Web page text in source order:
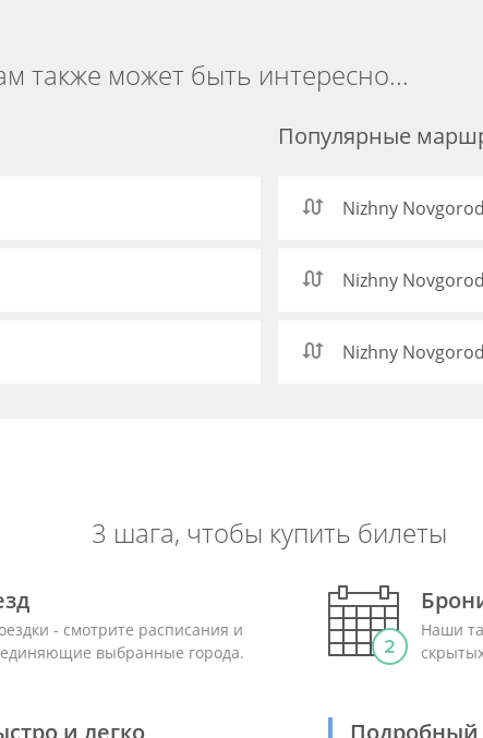
также может быть интересно...
Популярные
Nizhny
Nizhny
Nizhny
3 шага, чтобы купить билеты
- смотрите расписания и
выбранные города.
и легко
Наши
Подробный